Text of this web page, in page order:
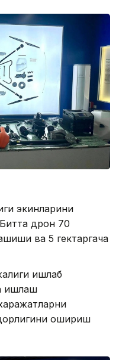
экинларини
дрон 70
ва 5 гектаргача
ишлаб
ишлаш
ошириш